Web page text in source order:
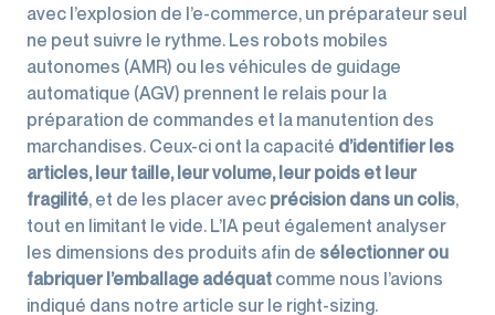
avec l’explosion de l’e-commerce, un préparateur seul
ne peut suivre le rythme. Les robots mobiles
autonomes (AMR) ou les véhicules de guidage
automatique (AGV) prennent le relais pour la
préparation de commandes et la manutention des
marchandises. Ceux-ci ont la capacité d’identifier les
articles, leur taille, leur volume, leur poids et leur
fragilité, et de les placer avec précision dans un colis,
tout en limitant le vide. L’IA peut également analyser
les dimensions des produits afin de sélectionner ou
fabriquer l’emballage adéquat comme nous l’avions
indiqué dans notre article sur le right-sizing.